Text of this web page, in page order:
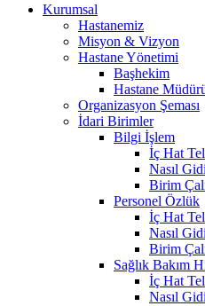
Kurumsal
Hastanemiz
Misyon & Vizyon
Hastane Yönetimi
Başhekim
Hastane
Organizasyon Şeması
İdari Birimler
Bilgi İşlem
İç Hat
Nasıl
Birim
Personel Özlük
İç Hat
Nasıl
Birim
Sağlık Bakım
İç Hat
Nasıl